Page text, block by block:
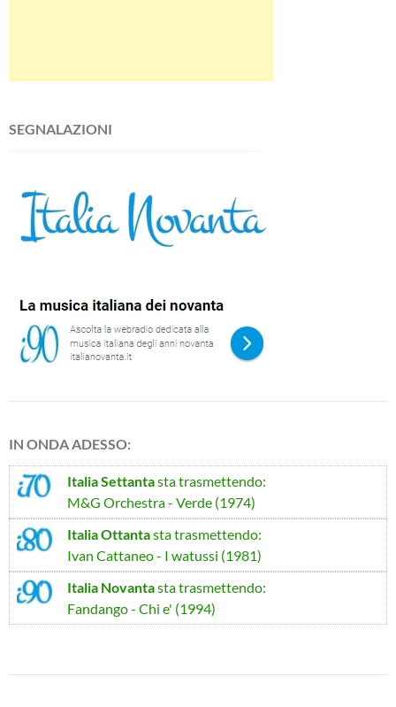
SEGNALAZIONI
IN ONDA ADESSO:
Italia Settantasta trasmettendo:
M&G Orchestra - Verde (1974)
Italia Ottantasta trasmettendo:
Ivan Cattaneo - I watussi (1981)
Italia Novantasta trasmettendo:
Fandango - Chi e' (1994)